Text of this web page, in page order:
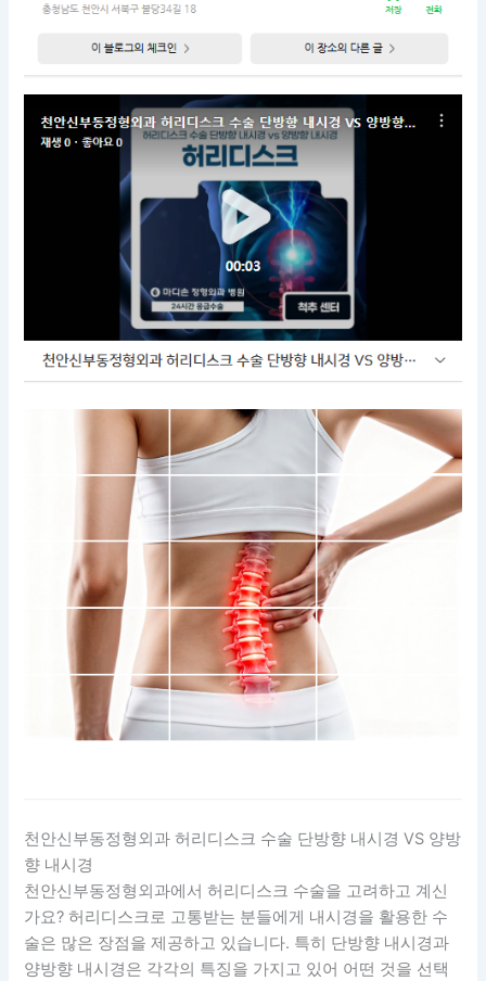
천안신부동정형외과 허리디스크 수술 단방향 내시경 VS 양방
향 내시경
천안신부동정형외과에서 허리디스크 수술을 고려하고 계신
가요? 허리디스크로 고통받는 분들에게 내시경을 활용한 수
술은 많은 장점을 제공하고 있습니다. 특히 단방향 내시경과
양방향 내시경은 각각의 특징을 가지고 있어 어떤 것을 선택